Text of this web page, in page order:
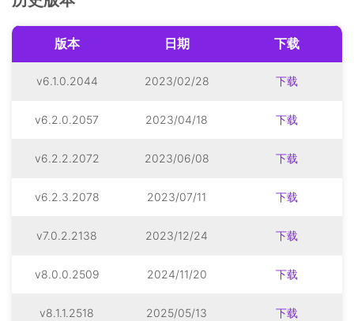
版本 日期 下载
v6.1.0.2044 2023/02/28 下载
v6.2.0.2057 2023/04/18 下载
v6.2.2.2072 2023/06/08 下载
v6.2.3.2078 2023/07/11 下载
v7.0.2.2138 2023/12/24 下载
v8.0.0.2509 2024/11/20 下载
v8.1.1.2518 2025/05/13 下载